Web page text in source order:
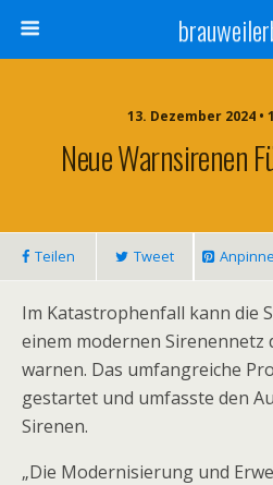
13. Dezember 2024
Neue Warnsirenen
Teilen Tweet
Im Katastrophenfall kann die
einem modernen Sirenennetz
warnen. Das umfangreiche
gestartet und umfasste den
Sirenen.
„Die Modernisierung und